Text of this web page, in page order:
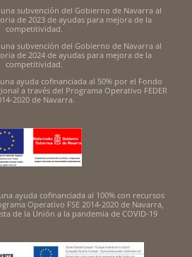
subvención del Gobierno de Navarra al
de 2023 de ayudas para mejora de la
competitividad.
subvención del Gobierno de Navarra al
de 2024 de ayudas para mejora de la
competitividad.
ayuda cofinanciada al 50% por el Fondo
a través del Programa Operativo FEDER
2020 de Navarra.
ayuda cofinanciada al 100% con recursos
Operativo FSE 2014-2020 de Navarra,
de la Unión a la pandemia de COVID-19